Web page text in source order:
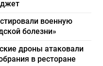
военную
болезни»
дроны атаковали
в ресторане